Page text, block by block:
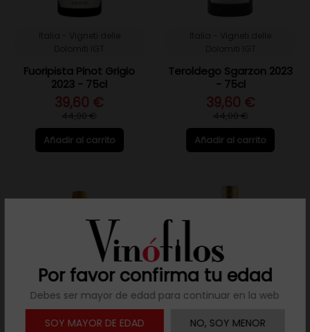
Por favor confirma tu edad
Debes ser mayor de edad para continuar en la web
SOY MAYOR DE EDAD
NO, SOY MENOR
Fuoripista Pinot Grigio
2023 - 75cl
39,60 €
44,00 €
Añadir al carrito
Teroldego Sgarzon 2023
- 75cl
39,60 €
44,00 €
Añadir al carrito